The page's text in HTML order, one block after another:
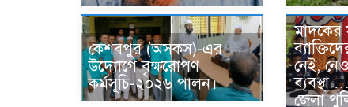
কেশবপুর (অসকস)-এর
উদ্যোগে বৃক্ষরোপণ
কর্মসূচি-২০২৬ পালন।
মাদকের
নেই,
জেলা